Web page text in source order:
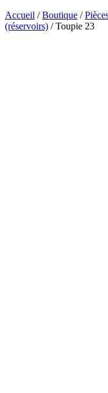
Accueil /Boutique /
(réservoirs) / Toupie 23